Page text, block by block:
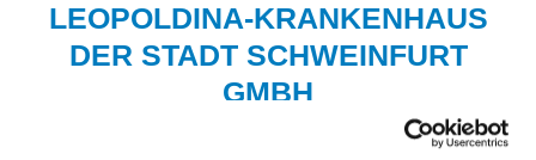
LEOPOLDINA-KRANKENHAUS
DER STADT SCHWEINFURT
GMBH